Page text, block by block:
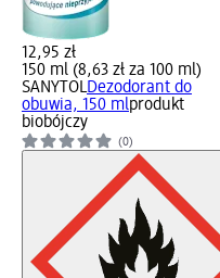
12,95 zł
150 ml (8,63 zł za 100 ml)
SANYTOLDezodorant do
obuwia, 150 mlprodukt
biobójczy
(0)